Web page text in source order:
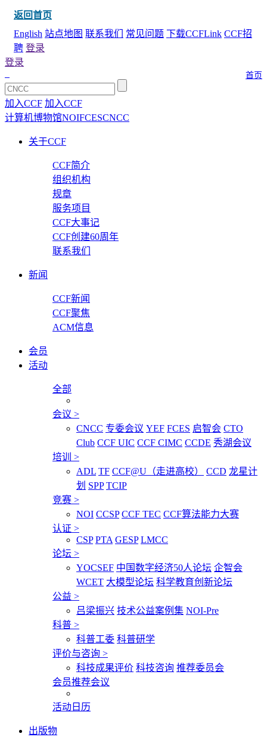
返回首页
English 站点地图 联系我们 常见问题 下载CCFLink CCF招
聘 登录
首页
登录
加入CCF 加入CCF
计算机博物馆NOIFCESCNCC
关于CCF
CCF简介
组织机构
规章
服务项目
CCF大事记
CCF创建60周年
联系我们
新闻
CCF新闻
CCF聚焦
ACM信息
会员
活动
全部
会议 >
CNCC 专委会议 YEF FCES 启智会 CTO
Club CCF UIC CCF CIMC CCDE 秀湖会议
培训 >
ADL TF CCF@U（走进高校） CCD 龙星计
划 SPP TCIP
竞赛 >
NOI CCSP CCF TEC CCF算法能力大赛
认证 >
CSP PTA GESP LMCC
论坛 >
YOCSEF 中国数字经济50人论坛 企智会
WCET 大模型论坛 科学教育创新论坛
公益 >
吕梁振兴 技术公益案例集 NOI-Pre
科普 >
科普工委 科普研学
评价与咨询 >
科技成果评价 科技咨询 推荐委员会
会员推荐会议
活动日历
出版物